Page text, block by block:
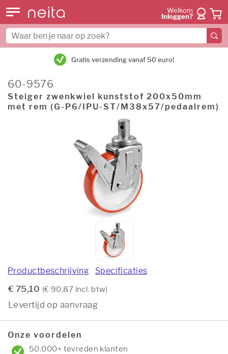
Welkom
Inloggen?
Gratis verzending vanaf 50 euro!
60-9576
Steiger zwenkwiel kunststof 200x50mm
met rem (G-P6/IPU-ST/M38x57/pedaalrem)
Productbeschrijving Specificaties
€ 75,10 (€ 90,87 incl. btw)
Levertijd op aanvraag
Onze voordelen
50.000+ tevreden klanten